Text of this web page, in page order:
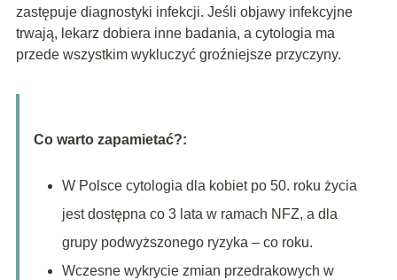
zastępuje diagnostyki infekcji. Jeśli objawy infekcyjne
trwają, lekarz dobiera inne badania, a cytologia ma
przede wszystkim wykluczyć groźniejsze przyczyny.
Co warto zapamietać?:
W Polsce cytologia dla kobiet po 50. roku życia
jest dostępna co 3 lata w ramach NFZ, a dla
grupy podwyższonego ryzyka – co roku.
Wczesne wykrycie zmian przedrakowych w